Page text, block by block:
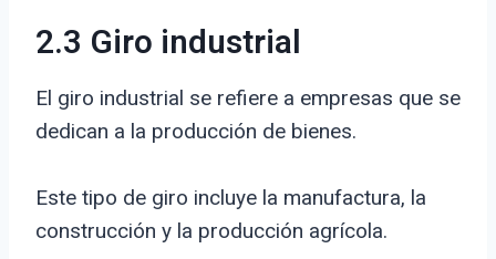
2.3 Giro industrial
El giro industrial se refiere a empresas que se
dedican a la producción de bienes.
Este tipo de giro incluye la manufactura, la
construcción y la producción agrícola.